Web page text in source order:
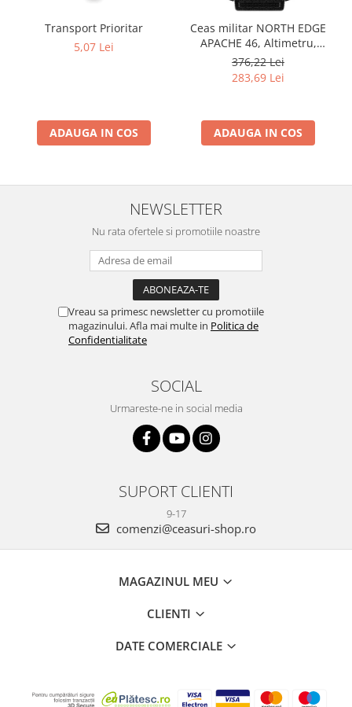
Transport Prioritar
5,07 Lei
ADAUGA IN COS
Ceas militar NORTH EDGE
APACHE 46, Altimetru,
Barometru, Cronometru,
Termometru, Pedometru,
Busola
376,22 Lei
283,69 Lei
ADAUGA IN COS
NEWSLETTER
Nu rata ofertele si promotiile noastre
Vreau sa primesc newsletter cu promotiile
magazinului. Afla mai multe in Politica de
Confidentialitate
SOCIAL
Urmareste-ne in social media
SUPORT CLIENTI
9-17
comenzi@ceasuri-shop.ro
MAGAZINUL MEU
CLIENTI
DATE COMERCIALE